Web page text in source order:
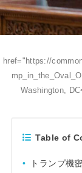
href="https://
Washington,
Table of
トランプ機